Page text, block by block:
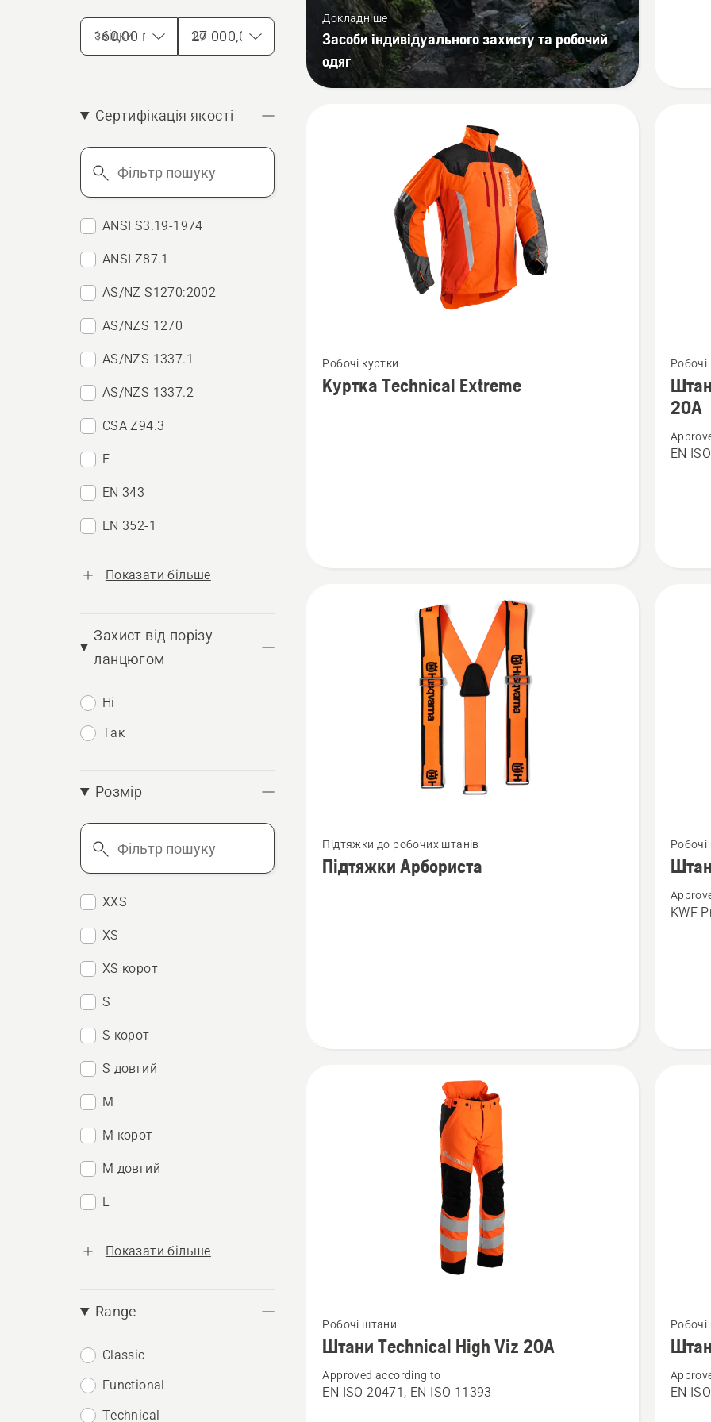
звідки до
Сертифікація якості
Фільтр
пошуку
ANSI S3.19-1974
ANSI Z87.1
AS/NZ S1270:2002
AS/NZS 1270
AS/NZS 1337.1
AS/NZS 1337.2
CSA Z94.3
E
EN 343
EN 352-1
Показати більше
Захист від порізу
ланцюгом
Ні
Так
Розмір
Фільтр
пошуку
XXS
XS
XS корот
S
S корот
S довгий
M
M корот
M довгий
L
Показати більше
Range
Classic
Functional
Technical
Докладніше
Засоби індивідуального захисту та робочий
одяг
більше
деталей
Робочі куртки
Куртка Technical Extreme
більше
деталей
про
Штани
20A
EN
більше
деталей
Підтяжки до робочих штанів
Підтяжки Арбориста
більше
деталей
про
KWF
більше
деталей
про
Робочі штани
Штани Technical High Viz 20А
Approved according to
EN ISO 20471, EN ISO 11393
більше
деталей
про
EN